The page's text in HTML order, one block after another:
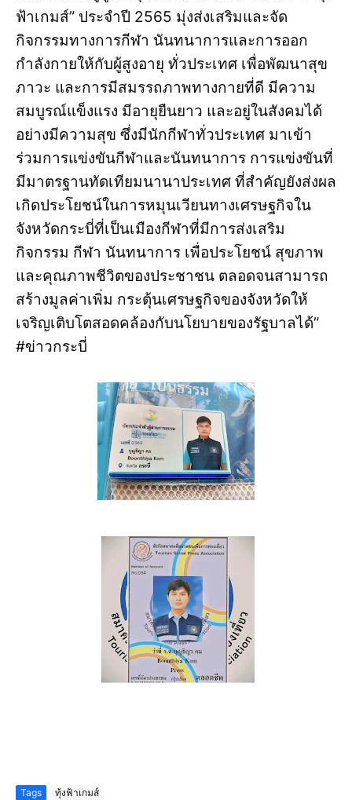
ฟ้าเกมส์” ประจำปี 2565 มุ่งส่งเสริมและจัด
กิจกรรมทางการกีฬา นันทนาการและการออก
กำลังกายให้กับผู้สูงอายุ ทั่วประเทศ เพื่อพัฒนาสุข
ภาวะ และการมีสมรรถภาพทางกายที่ดี มีความ
สมบูรณ์แข็งแรง มีอายุยืนยาว และอยู่ในสังคมได้
อย่างมีความสุข ซึ่งมีนักกีฬาทั่วประเทศ มาเข้า
ร่วมการแข่งขันกีฬาและนันทนาการ การแข่งขันที่
มีมาตรฐานทัดเทียมนานาประเทศ ที่สำคัญยังส่งผล
เกิดประโยชน์ในการหมุนเวียนทางเศรษฐกิจใน
จังหวัดกระบี่ที่เป็นเมืองกีฬาที่มีการส่งเสริม
กิจกรรม กีฬา นันทนาการ เพื่อประโยชน์ สุขภาพ
และคุณภาพชีวิตของประชาชน ตลอดจนสามารถ
สร้างมูลค่าเพิ่ม กระตุ้นเศรษฐกิจของจังหวัดให้
เจริญเติบโตสอดคล้องกับนโยบายของรัฐบาลได้”
#ข่าวกระบี่
Tags ทุ้งฟ้าเกมส์